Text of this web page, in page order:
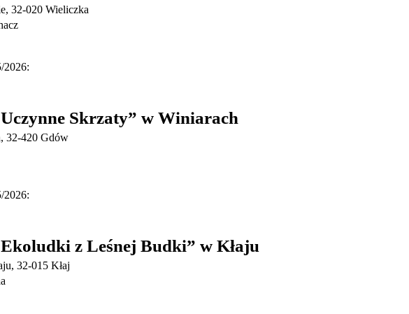
32-020 Wieliczka
2026:
Skrzaty” w Winiarach
32-420 Gdów
2026:
z Leśnej Budki” w Kłaju
32-015 Kłaj